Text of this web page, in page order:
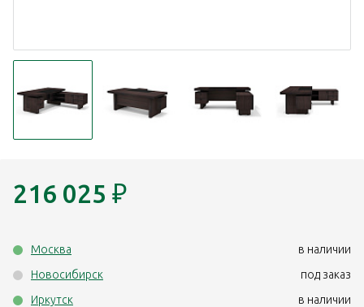
216 025 ₽
Москва
в наличии
Новосибирск
под заказ
Иркутск
в наличии